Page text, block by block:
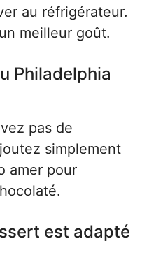
au réfrigérateur.
meilleur goût.
Philadelphia
pas de
simplement
amer pour
est adapté